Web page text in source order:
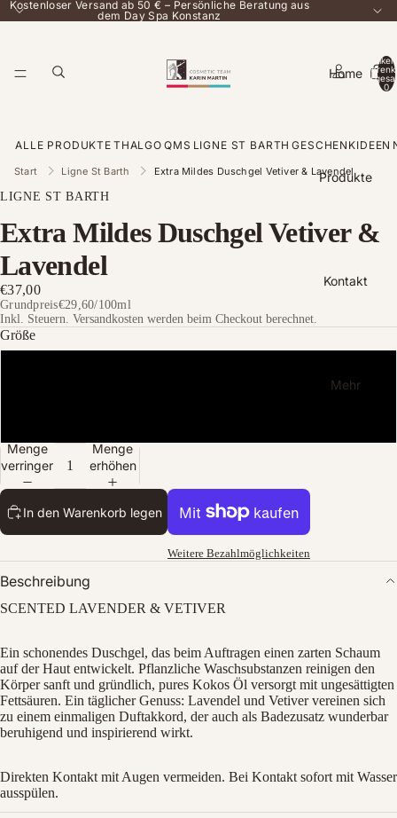
Kostenloser Versand ab 50 € – Persönliche Beratung aus
dem Day Spa Konstanz
Home
Produkte
Kontakt
Mehr
Artikel
0
ALLE PRODUKTE THALGO QMS LIGNE ST BARTH GESCHENKIDEEN
Start Ligne St Barth Extra Mildes Duschgel Vetiver & Lavendel
im
Vollbildmodus
LIGNE ST BARTH
Extra Mildes Duschgel Vetiver &
Lavendel
€37,00
Grundpreis€29,60/100ml
Inkl. Steuern. Versandkosten werden beim Checkout berechnet.
Größe
Menge
verringern
Menge
erhöhen
In den Warenkorb legen
Weitere Bezahlmöglichkeiten
Beschreibung
SCENTED LAVENDER & VETIVER
Ein schonendes Duschgel, das beim Auftragen einen zarten Schaum
auf der Haut entwickelt. Pflanzliche Waschsubstanzen reinigen den
Körper sanft und gründlich, pures Kokos Öl versorgt mit ungesättigten
Fettsäuren. Ein täglicher Genuss: Lavendel und Vetiver vereinen sich
zu einem einmaligen Duftakkord, der auch als Badezusatz wunderbar
beruhigend und inspirierend wirkt.
Direkten Kontakt mit Augen vermeiden. Bei Kontakt sofort mit Wasser
ausspülen.